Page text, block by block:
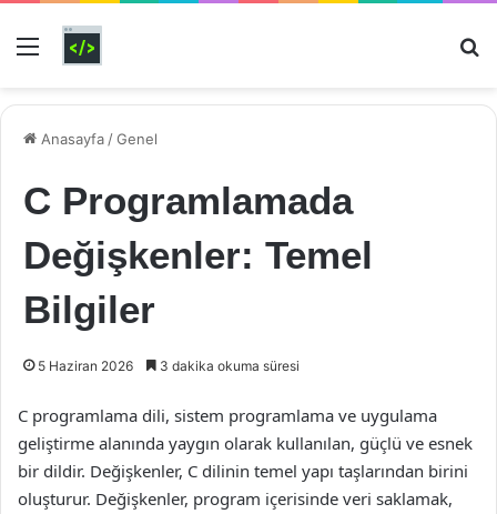
Menü
Anasayfa /Genel
C Programlamada
Değişkenler: Temel
Bilgiler
5 Haziran 2026 3 dakika okuma süresi
C programlama dili, sistem programlama ve uygulama
geliştirme alanında yaygın olarak kullanılan, güçlü ve esnek
bir dildir. Değişkenler, C dilinin temel yapı taşlarından birini
oluşturur. Değişkenler, program içerisinde veri saklamak,